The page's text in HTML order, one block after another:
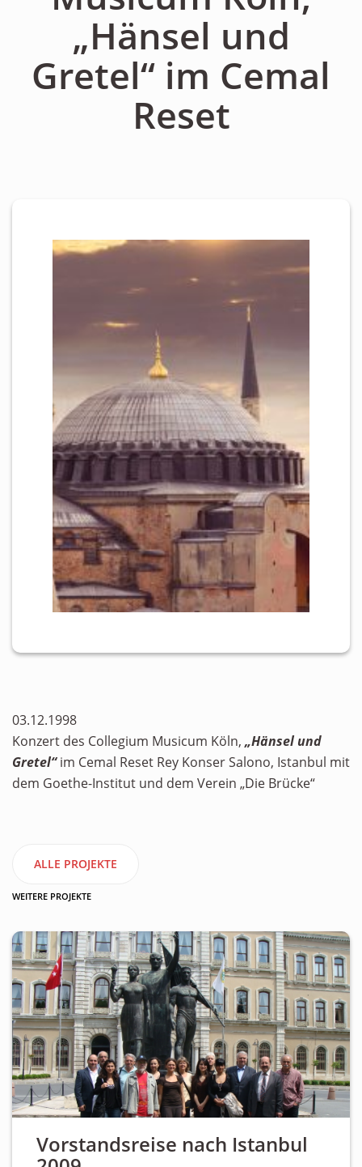
„Hänsel und
Gretel“ im Cemal
Reset
03.12.1998
Konzert des Collegium Musicum Köln, „Hänsel und
Gretel“ im Cemal Reset Rey Konser Salono, Istanbul mit
dem Goethe-Institut und dem Verein „Die Brücke“
ALLE PROJEKTE
WEITERE PROJEKTE
Vorstandsreise nach Istanbul
Personen
Mitglied werden
Links & Downloads
Satzung